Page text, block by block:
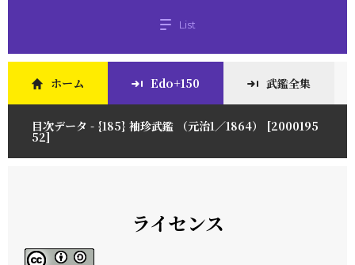
List
ホーム Edo+150 武鑑全集
目次データ - {185} 袖珍武鑑 （元治1／1864） [2000195
52]
ライセンス